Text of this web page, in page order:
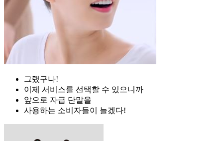
그랬구나!
이제 서비스를 선택할 수 있으니까
앞으로 자급 단말을
사용하는 소비자들이 늘겠다!